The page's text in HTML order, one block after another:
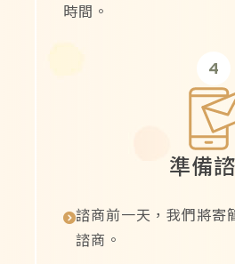
時間。
4
準備
諮商前一天，我們將寄
諮商。